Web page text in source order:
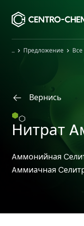
ГлавнаяПредложение
Вернись
Нитрат
Aммонийная
Aммиачная